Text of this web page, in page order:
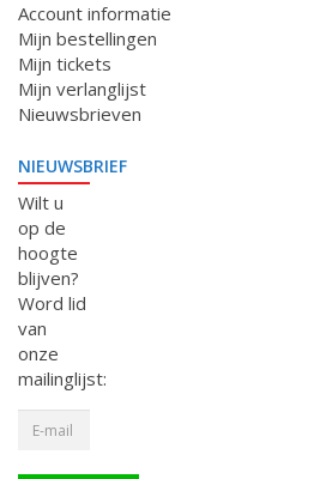
Account informatie
Mijn bestellingen
Mijn tickets
Mijn verlanglijst
Nieuwsbrieven
NIEUWSBRIEF
Wilt u
op de
hoogte
blijven?
Word lid
van
onze
mailinglijst: